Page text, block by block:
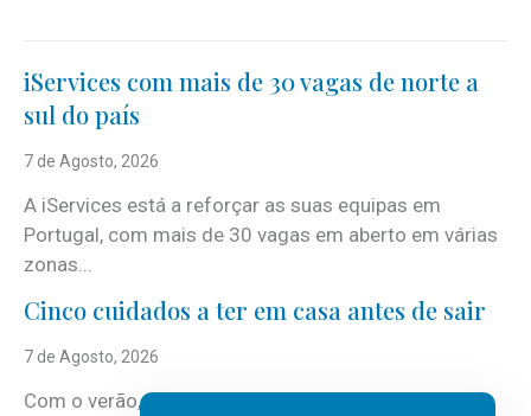
iServices com mais de 30 vagas de norte a
sul do país
7 de Agosto, 2026
A iServices está a reforçar as suas equipas em
Portugal, com mais de 30 vagas em aberto em várias
zonas...
Cinco cuidados a ter em casa antes de sair
7 de Agosto, 2026
Com o verão, chegam também as férias, os fins-de-